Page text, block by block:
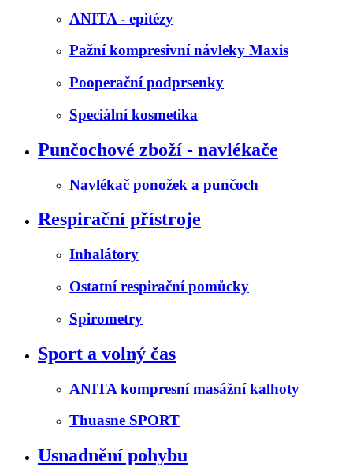
ANITA - epitézy
Pažní kompresivní návleky Maxis
Pooperační podprsenky
Speciální kosmetika
Punčochové zboží - navlékače
Navlékač ponožek a punčoch
Respirační přístroje
Inhalátory
Ostatní respirační pomůcky
Spirometry
Sport a volný čas
ANITA kompresní masážní kalhoty
Thuasne SPORT
Usnadnění pohybu